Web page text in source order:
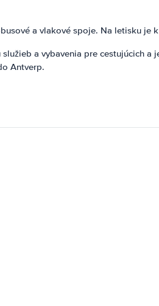
a vlakové spoje. Na letisku
a vybavenia pre cestujúcich
Antverp.